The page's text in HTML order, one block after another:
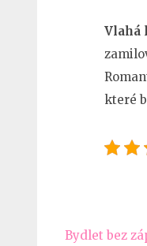
Vlahá
které
Navigace
Bydlet bez